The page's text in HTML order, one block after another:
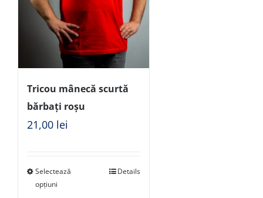
Tricou mânecă scurtă
bărbați roșu
21,00 lei
Selectează
opțiuni
Details